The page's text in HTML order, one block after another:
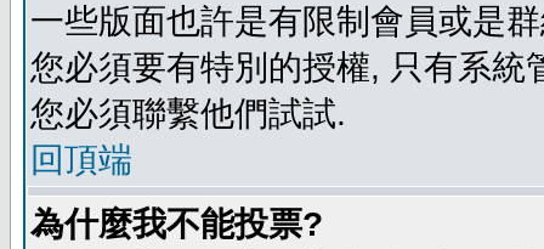
一些版面也許是有限制會員或是
您必須要有特別的授權, 只有系
您必須聯繫他們試試.
回頂端
為什麼我不能投票?